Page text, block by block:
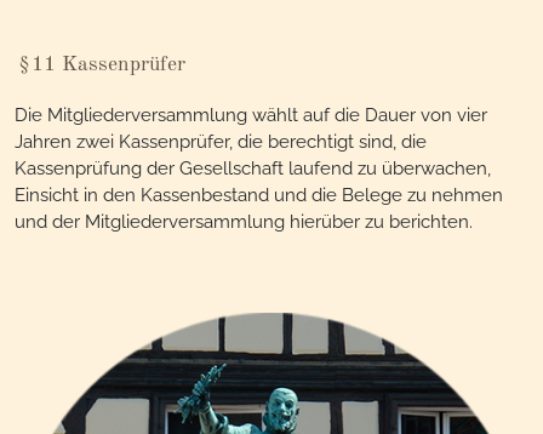
§11 Kassenprüfer
Die Mitgliederversammlung wählt auf die Dauer von vier
Jahren zwei Kassenprüfer, die berechtigt sind, die
Kassenprüfung der Gesellschaft laufend zu überwachen,
Einsicht in den Kassenbestand und die Belege zu nehmen
und der Mitgliederversammlung hierüber zu berichten.